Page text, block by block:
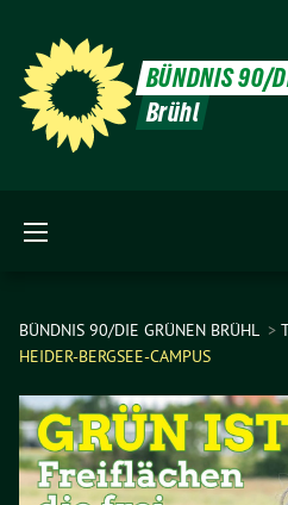
BÜNDNIS 90/
Brühl
BÜNDNIS 90/DIE GRÜNEN BRÜHL
HEIDER-BERGSEE-CAMPUS